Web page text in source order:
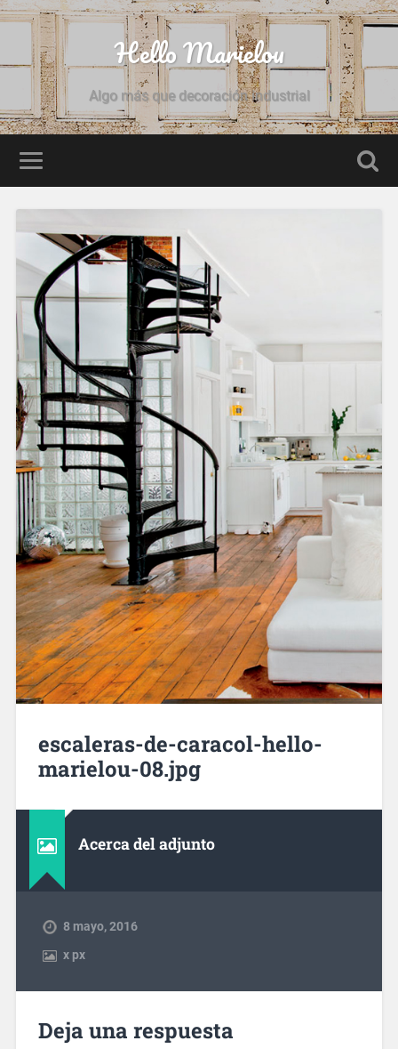
Hello Marielou
Algo más que decoración industrial
escaleras-de-caracol-hello-
marielou-08.jpg
Acerca del adjunto
8 mayo, 2016
xpx
Deja una respuesta